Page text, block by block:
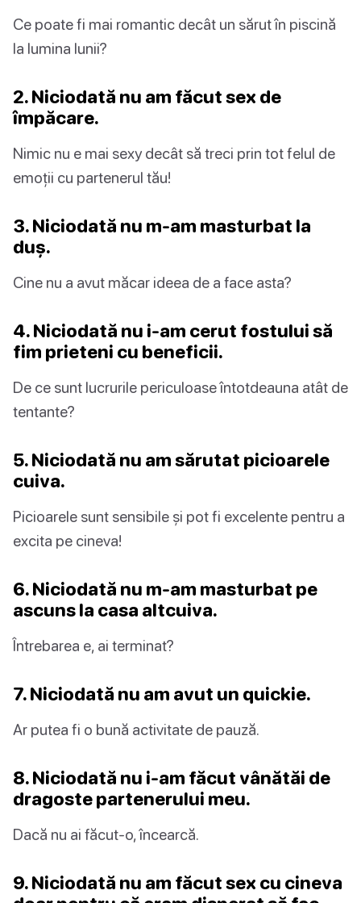
Ce poate fi mai romantic decât un sărut în piscină
la lumina lunii?
2. Niciodată nu am făcut sex de
împăcare.
Nimic nu e mai sexy decât să treci prin tot felul de
emoții cu partenerul tău!
3. Niciodată nu m-am masturbat la
duș.
Cine nu a avut măcar ideea de a face asta?
4. Niciodată nu i-am cerut fostului să
fim prieteni cu beneficii.
De ce sunt lucrurile periculoase întotdeauna atât de
tentante?
5. Niciodată nu am sărutat picioarele
cuiva.
Picioarele sunt sensibile și pot fi excelente pentru a
excita pe cineva!
6. Niciodată nu m-am masturbat pe
ascuns la casa altcuiva.
Întrebarea e, ai terminat?
7. Niciodată nu am avut un quickie.
Ar putea fi o bună activitate de pauză.
8. Niciodată nu i-am făcut vânătăi de
dragoste partenerului meu.
Dacă nu ai făcut-o, încearcă.
9. Niciodată nu am făcut sex cu cineva